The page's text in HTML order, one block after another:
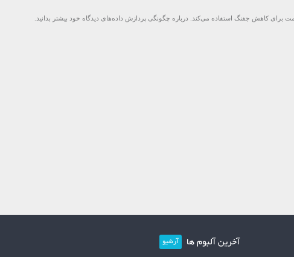
برای کاهش جفنگ استفاده می‌کند. درباره چگونگی پردازش داده‌های دیدگاه خود بیشتر بدانید.
آخرین آلبوم ها آرشیو